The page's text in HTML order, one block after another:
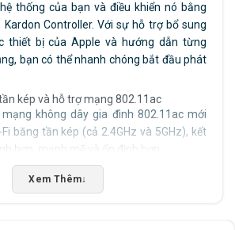
thống của bạn và điều khiển nó bằng
Controller. Với sự hỗ trợ bổ sung
thiết bị của Apple và hướng dẫn từng
bạn có thể nhanh chóng bắt đầu phát
kép và hỗ trợ mạng 802.11ac
không dây gia đình 802.11ac mới
băng tần kép (cả 2.4GHz và 5GHz), kết
hơn, mạnh mẽ và ổn định hơn.
quang, Bluetooth hoặc Aux Input
bị nào qua đầu vào Bluetooth, Quang,
Xem Thêm↓